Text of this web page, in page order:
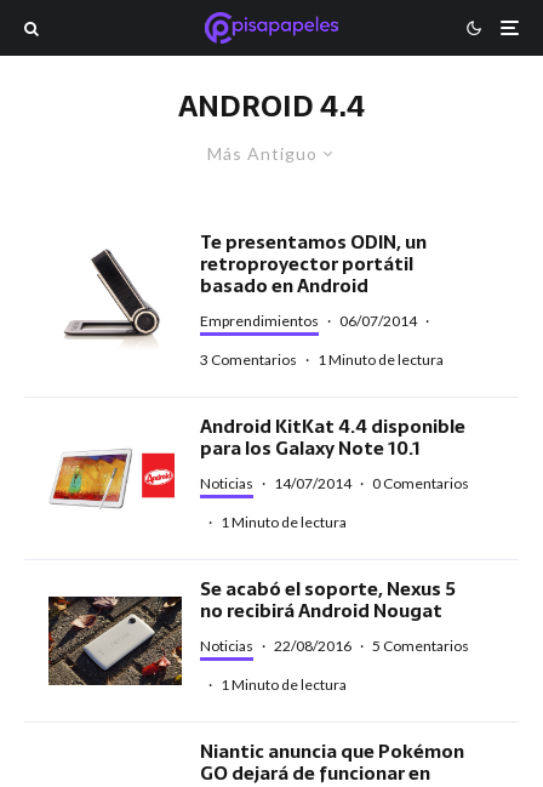
ANDROID 4.4
Más Antiguo
Te presentamos ODIN, un
retroproyector portátil
basado en Android
Emprendimientos · 06/07/2014 ·
3 Comentarios · 1 Minuto de lectura
Android KitKat 4.4 disponible
para los Galaxy Note 10.1
Noticias · 14/07/2014 · 0 Comentarios
· 1 Minuto de lectura
Se acabó el soporte, Nexus 5
no recibirá Android Nougat
Noticias · 22/08/2016 · 5 Comentarios
· 1 Minuto de lectura
Niantic anuncia que Pokémon
GO dejará de funcionar en